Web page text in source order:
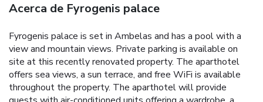
Acerca de Fyrogenis palace
Fyrogenis palace is set in Ambelas and has a pool with a
view and mountain views. Private parking is available on
site at this recently renovated property. The aparthotel
offers sea views, a sun terrace, and free WiFi is available
throughout the property. The aparthotel will provide